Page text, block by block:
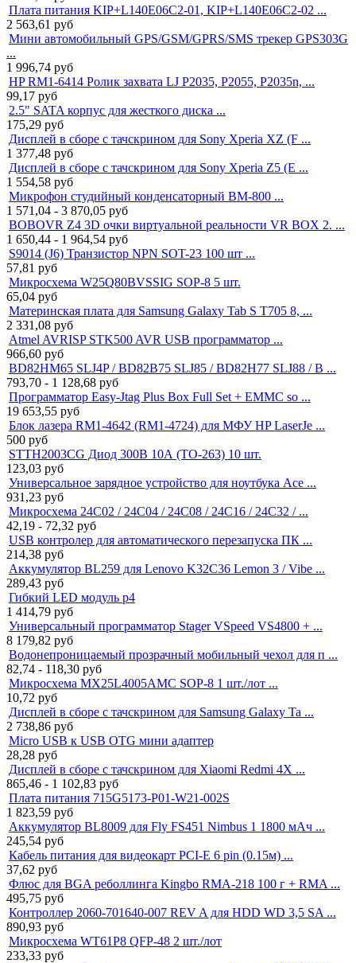
Плата питания KIP+L140E06C2-01, KIP+L140E06C2-02 ...
2 563,61 руб
Мини автомобильный GPS/GSM/GPRS/SMS трекер GPS303G
...
1 996,74 руб
HP RM1-6414 Ролик захвата LJ P2035, P2055, P2035n, ...
99,17 руб
2.5" SATA корпус для жесткого диска ...
175,29 руб
Дисплей в сборе с тачскрином для Sony Xperia XZ (F ...
1 377,48 руб
Дисплей в сборе с тачскрином для Sony Xperia Z5 (E ...
1 554,58 руб
Микрофон студийный конденсаторный BM-800 ...
1 571,04 - 3 870,05 руб
BOBOVR Z4 3D очки виртуальной реальности VR BOX 2. ...
1 650,44 - 1 964,54 руб
S9014 (J6) Транзистор NPN SOT-23 100 шт ...
57,81 руб
Микросхема W25Q80BVSSIG SOP-8 5 шт.
65,04 руб
Материнская плата для Samsung Galaxy Tab S T705 8, ...
2 331,08 руб
Atmel AVRISP STK500 AVR USB программатор ...
966,60 руб
BD82HM65 SLJ4P / BD82B75 SLJ85 / BD82H77 SLJ88 / B ...
793,70 - 1 128,68 руб
Программатор Easy-Jtag Plus Box Full Set + EMMC so ...
19 653,55 руб
Блок лазера RM1-4642 (RM1-4724) для МФУ HP LaserJe ...
500 руб
STTH2003CG Диод 300В 10А (TO-263) 10 шт.
123,03 руб
Универсальное зарядное устройство для ноутбука Ace ...
931,23 руб
Микросхема 24C02 / 24C04 / 24C08 / 24C16 / 24C32 / ...
42,19 - 72,32 руб
USB контролер для автоматического перезапуска ПК ...
214,38 руб
Аккумулятор BL259 для Lenovo K32C36 Lemon 3 / Vibe ...
289,43 руб
Гибкий LED модуль p4
1 414,79 руб
Универсальный программатор Stager VSpeed VS4800 + ...
8 179,82 руб
Водонепроницаемый прозрачный мобильный чехол для п ...
82,74 - 118,30 руб
Микросхема MX25L4005AMC SOP-8 1 шт./лот ...
10,72 руб
Дисплей в сборе с тачскрином для Samsung Galaxy Ta ...
2 738,86 руб
Micro USB к USB OTG мини адаптер
28,28 руб
Дисплей в сборе с тачскрином для Xiaomi Redmi 4X ...
865,46 - 1 102,83 руб
Плата питания 715G5173-P01-W21-002S
1 823,59 руб
Аккумулятор BL8009 для Fly FS451 Nimbus 1 1800 мАч ...
245,54 руб
Кабель питания для видеокарт PCI-E 6 pin (0.15м) ...
37,62 руб
Флюс для BGA реболлинга Kingbo RMA-218 100 г + RMA ...
495,75 руб
Контроллер 2060-701640-007 REV A для HDD WD 3,5 SA ...
890,93 руб
Микросхема WT61P8 QFP-48 2 шт./лот
233,33 руб